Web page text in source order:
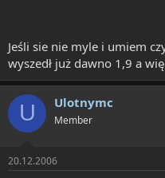
Jeśli sie nie myle i umiem
wyszedł już dawno 1,9 a
U Ulotnymc
Member
20.12.2006